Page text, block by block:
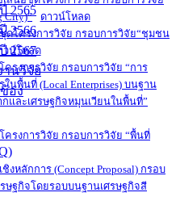
2565
2566
2567
นวิจัย
อง
City)”
ดาวน์โหลด
โครงการวิจัย กรอบการวิจัย“ชุมชน
วน์โหลด
รงการวิจัย กรอบการวิจัย “การ
พื้นที่ (Local Enterprises) บนฐาน
และเศรษฐกิจหมุนเวียนในพื้นที่”
รงการวิจัย กรอบการวิจัย “พื้นที่
หลักการ (Concept Proposal) กรอบ
ษฐกิจโดยรอบบนฐานเศรษฐกิจสี